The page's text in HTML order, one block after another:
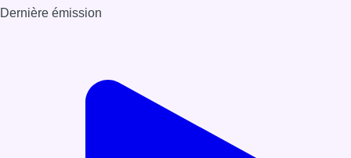
Dernière émission